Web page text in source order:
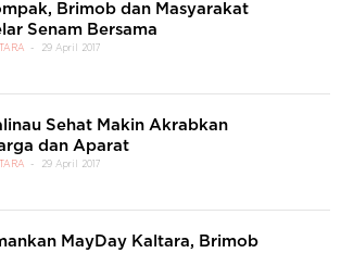
Brimob dan Masyarakat
Senam Bersama
29 April 2017
Sehat Makin Akrabkan
dan Aparat
29 April 2017
MayDay Kaltara, Brimob